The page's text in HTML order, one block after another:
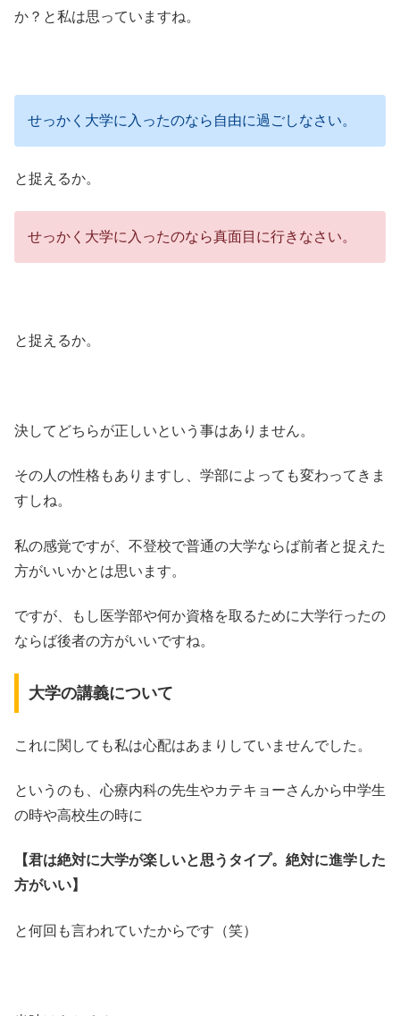
か？と私は思っていますね。
せっかく大学に入ったのなら自由に過ごしなさい。
と捉えるか。
せっかく大学に入ったのなら真面目に行きなさい。
と捉えるか。
決してどちらが正しいという事はありません。
その人の性格もありますし、学部によっても変わってきま
すしね。
私の感覚ですが、不登校で普通の大学ならば前者と捉えた
方がいいかとは思います。
ですが、もし医学部や何か資格を取るために大学行ったの
ならば後者の方がいいですね。
大学の講義について
これに関しても私は心配はあまりしていませんでした。
というのも、心療内科の先生やカテキョーさんから中学生
の時や高校生の時に
【君は絶対に大学が楽しいと思うタイプ。絶対に進学した
方がいい】
と何回も言われていたからです（笑）